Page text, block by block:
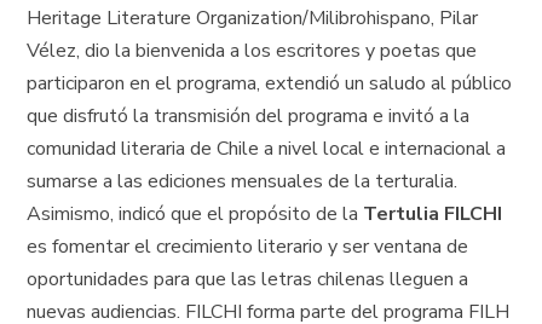
Heritage Literature Organization/Milibrohispano, Pilar
Vélez, dio la bienvenida a los escritores y poetas que
participaron en el programa, extendió un saludo al público
que disfrutó la transmisión del programa e invitó a la
comunidad literaria de Chile a nivel local e internacional a
sumarse a las ediciones mensuales de la terturalia.
Asimismo, indicó que el propósito de la Tertulia FILCHI
es fomentar el crecimiento literario y ser ventana de
oportunidades para que las letras chilenas lleguen a
nuevas audiencias. FILCHI forma parte del programa FILH